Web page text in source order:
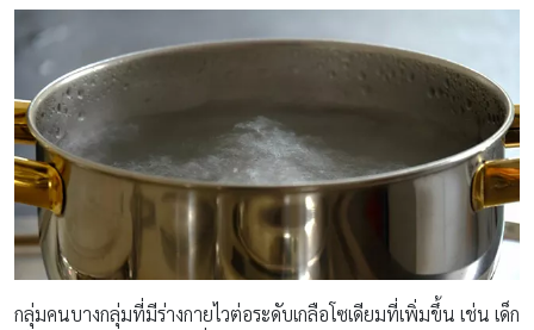
กลุ่มคนบางกลุ่มที่มีร่างกายไวต่อระดับเกลือโซเดียมที่เพิ่มขึ้น เช่น เด็ก